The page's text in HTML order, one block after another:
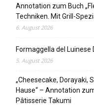
Annotation zum Buch
Techniken. Mit Grill-
6. August 2026
Formaggella del Luinese
5. August 2026
„Cheesecake, Dorayaki,
Hause“ – Annotation
Pâtisserie Takumi